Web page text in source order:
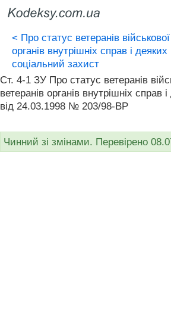
< Про статус ветеранів
органів внутрішніх справ і
соціальний захист
Ст. 4-1 ЗУ Про статус ветеранів
ветеранів органів внутрішніх справ
від 24.03.1998 № 203/98-ВР
Чинний зі змінами. Перевірено